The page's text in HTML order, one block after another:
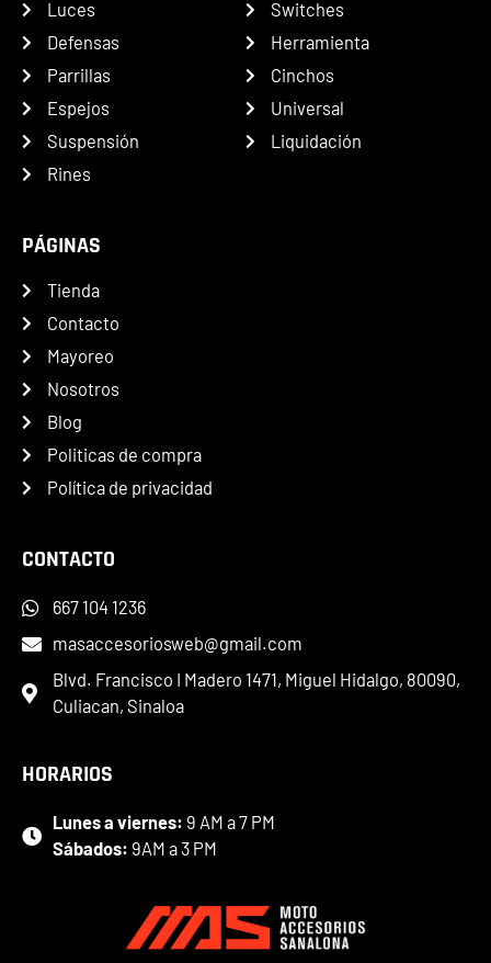
Luces
Defensas
Parrillas
Espejos
Suspensión
Rines
Switches
Herramienta
Cinchos
Universal
Liquidación
PÁGINAS
Tienda
Contacto
Mayoreo
Nosotros
Blog
Politicas de compra
Política de privacidad
CONTACTO
667 104 1236
masaccesoriosweb@gmail.com
Blvd. Francisco I Madero 1471, Miguel Hidalgo, 80090,
Culiacan, Sinaloa
HORARIOS
Lunes a viernes: 9 AM a 7 PM
Sábados: 9AM a 3 PM